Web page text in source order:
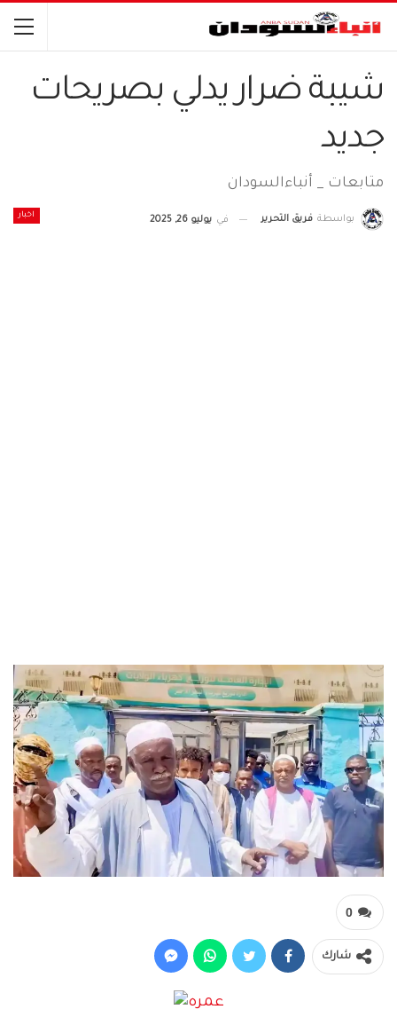
شيبة ضرار يدلي بصريحات
جديد
متابعات _ أنباءالسودان
اخبار بواسطة فريق التحرير في يوليو 26, 2025
0
شارك